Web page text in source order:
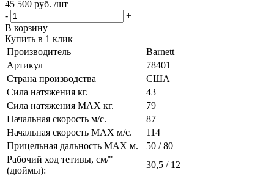
45 500 руб. /шт
-
+
В корзину
Купить в 1 клик
Производитель
Barnett
Артикул
78401
Страна производства
США
Сила натяжения кг.
43
Сила натяжения MAX кг.
79
Начальная скорость м/с.
87
Начальная скорость MAX м/c.
114
Прицельная дальность MAX м.
50 / 80
Рабочий ход тетивы, см/"
(дюймы):
30,5 / 12